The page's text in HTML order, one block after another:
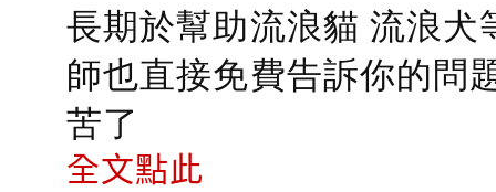
長期於幫助流浪貓 流浪
師也直接免費告訴你的問
苦了
全文點此